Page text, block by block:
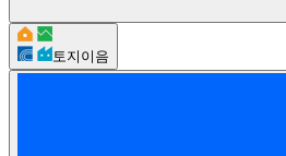
토지이음